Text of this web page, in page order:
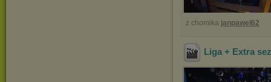
z chomika janpawel62
Liga + Extra